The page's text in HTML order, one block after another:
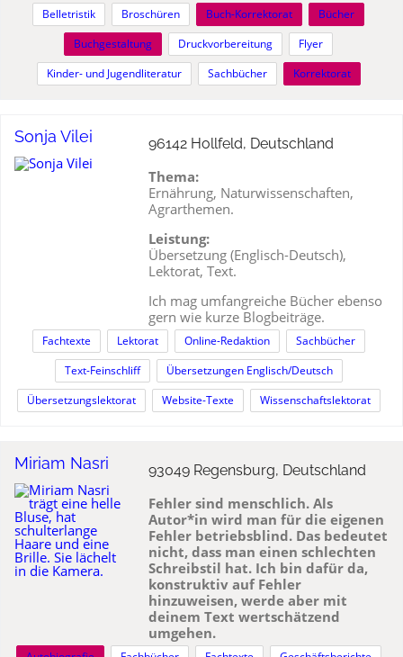
Belletristik Broschüren Buch-Korrektorat
Bücher
Buchgestaltung
Druckvorbereitung
Flyer
Kinder- und Jugendliteratur
Sachbücher Korrektorat
Sonja Vilei 96142 Hollfeld, Deutschland
Thema:
Ernährung, Naturwissenschaften,
Agrarthemen.
Leistung:
Übersetzung (Englisch-Deutsch),
Lektorat, Text.
Ich mag umfangreiche Bücher ebenso
gern wie kurze Blogbeiträge.
Fachtexte Lektorat Online-Redaktion
Sachbücher
Text-Feinschliff
Übersetzungen Englisch/Deutsch
Übersetzungslektorat
Website-Texte Wissenschaftslektorat
Miriam Nasri 93049 Regensburg, Deutschland
Fehler sind menschlich. Als
Autor*in wird man für die eigenen
Fehler betriebsblind. Das bedeutet
nicht, dass man einen schlechten
Schreibstil hat. Ich bin dafür da,
konstruktiv auf Fehler
hinzuweisen, werde aber mit
deinem Text wertschätzend
umgehen.